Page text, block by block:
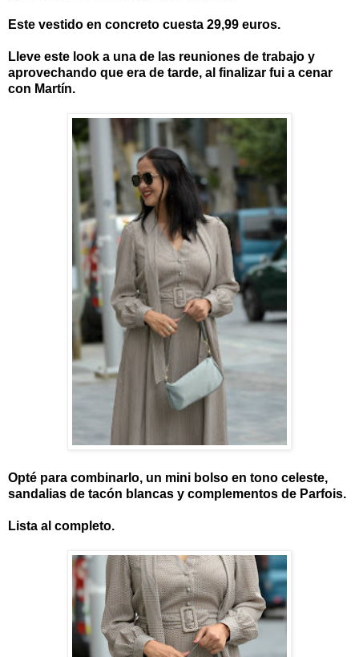
Este vestido en concreto cuesta 29,99 euros.
Lleve este look a una de las reuniones de trabajo y
aprovechando que era de tarde, al finalizar fui a cenar
con Martín.
Opté para combinarlo, un mini bolso en tono celeste,
sandalias de tacón blancas y complementos de Parfois.
Lista al completo.